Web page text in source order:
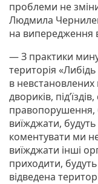
проблеми не
Людмила
на випередження
— З практики
територія
в невстановлених
двориків,
правопорушення,
виїжджати,
коментувати ми
виїжджати інші
приходити,
відведена